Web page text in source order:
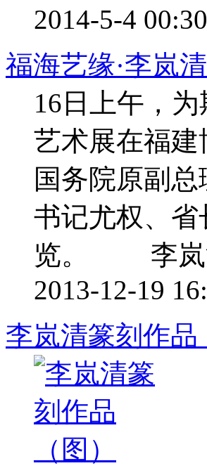
2014-5-4 00:30
福海艺缘·李岚
16日上午，
艺术展在福
国务院原副
书记尤权、
览。 李岚
2013-12-19
李岚清篆刻作品